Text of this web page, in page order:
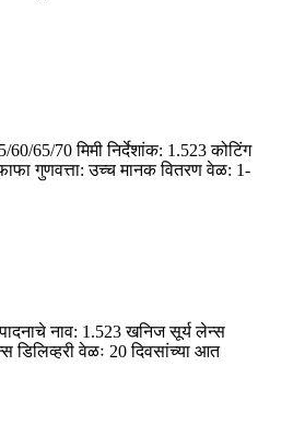
65/70 मिमी निर्देशांक: 1.523 कोटिंग
गुणवत्ता: उच्च मानक वितरण वेळ: 1-
नाव: 1.523 खनिज सूर्य लेन्स
वेळः 20 दिवसांच्या आत